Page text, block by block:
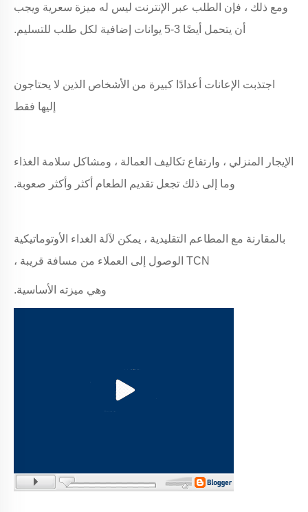
ومع ذلك ، فإن الطلب عبر الإنترنت ليس له ميزة سعرية ويجب
أن يتحمل أيضًا 3-5 يوانات إضافية لكل طلب للتسليم.
اجتذبت الإعانات أعدادًا كبيرة من الأشخاص الذين لا يحتاجون
إليها فقط
الإيجار المنزلي ، وارتفاع تكاليف العمالة ، ومشاكل سلامة الغذاء
وما إلى ذلك تجعل تقديم الطعام أكثر وأكثر صعوبة.
بالمقارنة مع المطاعم التقليدية ، يمكن لآلة الغداء الأوتوماتيكية
TCN الوصول إلى العملاء من مسافة قريبة ،
وهي ميزته الأساسية.